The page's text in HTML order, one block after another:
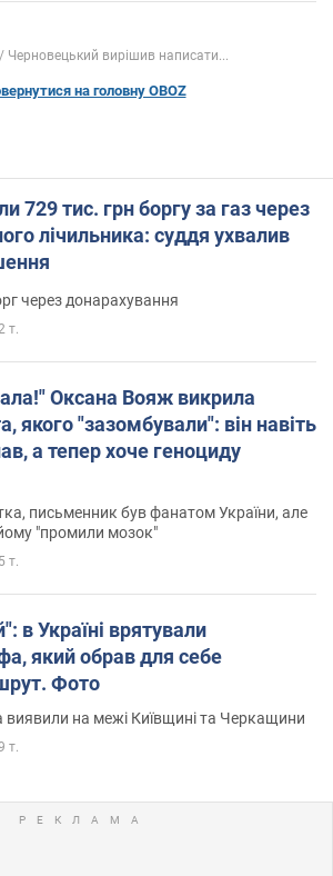
Черновецький вирішив написати...
на головну OBOZ
729 тис. грн боргу за газ через
лічильника: суддя ухвалив
через донарахування
т.
Оксана Вояж викрила
якого "зазомбували": він навіть
а тепер хоче геноциду
письменник був фанатом України, але
"промили мозок"
т.
в Україні врятували
який обрав для себе
Фото
виявили на межі Київщині та Черкащини
т.